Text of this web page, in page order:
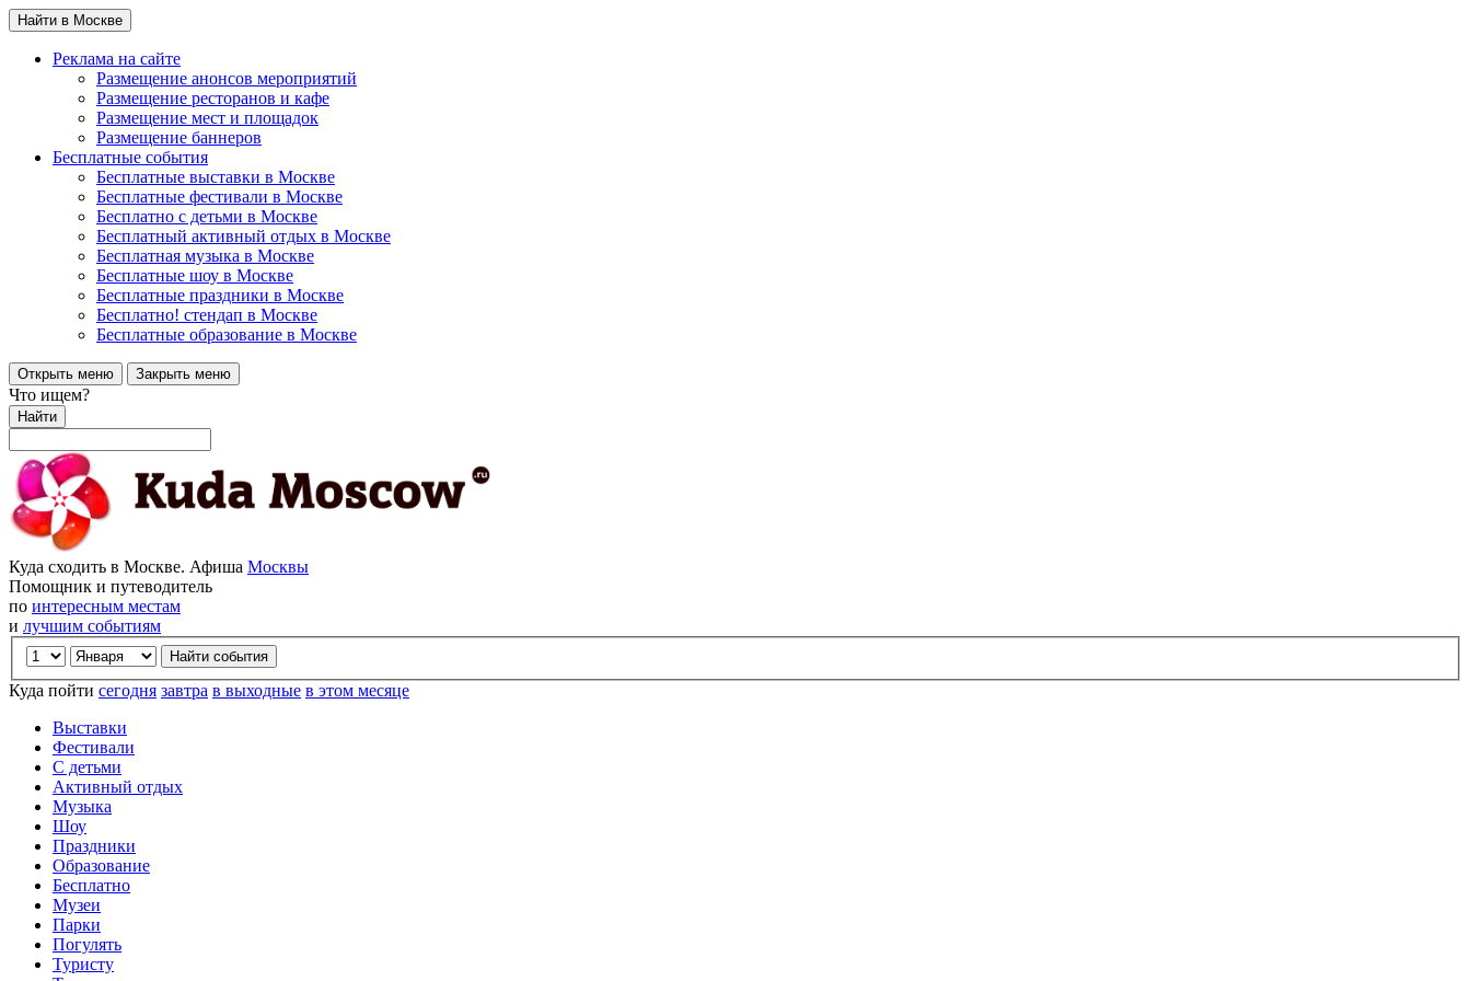
Найти в Москве
Реклама на сайте
Размещение анонсов мероприятий
Размещение ресторанов и кафе
Размещение мест и площадок
Размещение баннеров
Бесплатные события
Бесплатные выставки в Москве
Бесплатные фестивали в Москве
Бесплатно с детьми в Москве
Бесплатный активный отдых в Москве
Бесплатная музыка в Москве
Бесплатные шоу в Москве
Бесплатные праздники в Москве
Бесплатно! стендап в Москве
Бесплатные образование в Москве
Открыть меню Закрыть меню
Что ищем?
Найти
Куда сходить в Москве. Афиша Москвы
Помощник и путеводитель
по интересным местам
и лучшим событиям
Куда пойти сегодня завтра в выходные в этом месяце
Выставки
Фестивали
С детьми
Активный отдых
Музыка
Шоу
Праздники
Образование
Бесплатно
Музеи
Парки
Погулять
Туристу